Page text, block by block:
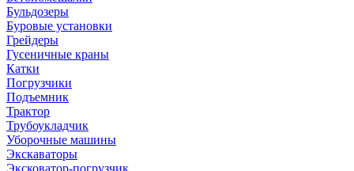
Бульдозеры
Буровые установки
Грейдеры
Гусеничные краны
Катки
Погрузчики
Подъемник
Трактор
Трубоукладчик
Уборочные машины
Экскаваторы
Эксковатор-погрузчик